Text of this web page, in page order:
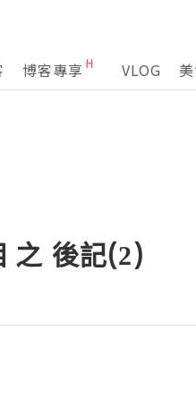
博客專享 VLOG
之 後記(2)